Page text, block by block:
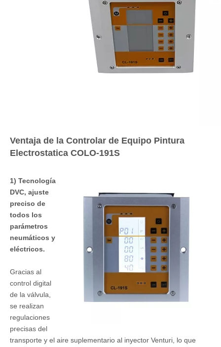
Ventaja de la Controlar de Equipo Pintura
Electrostatica COLO-191S
1) Tecnología
DVC, ajuste
preciso de
todos los
parámetros
neumáticos y
eléctricos.
Gracias al
control digital
de la válvula,
se realizan
regulaciones
precisas del
transporte y el aire suplementario al inyector Venturi, lo que